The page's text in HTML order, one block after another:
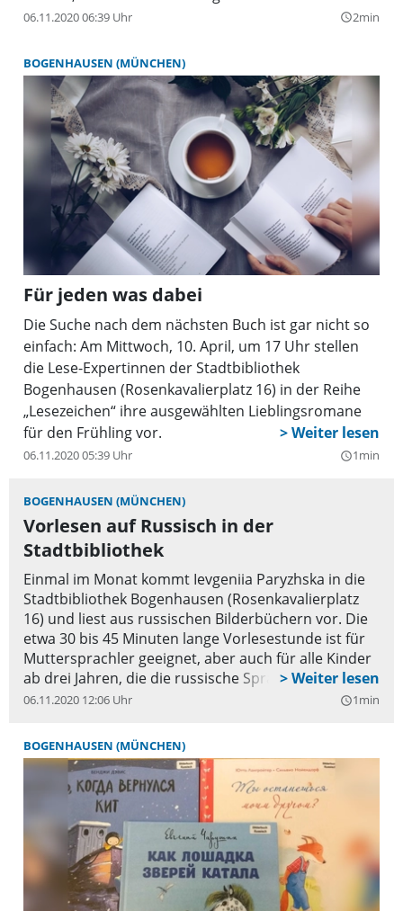
allen 21 Standorten angeboten. Das hat der
06.11.2020 06:39 Uhr query_builder2min
BOGENHAUSEN (MÜNCHEN)
Für jeden was dabei
Die Suche nach dem nächsten Buch ist gar nicht so
einfach: Am Mittwoch, 10. April, um 17 Uhr stellen
die Lese-Expertinnen der Stadtbibliothek
Bogenhausen (Rosenkavalierplatz 16) in der Reihe
„Lesezeichen“ ihre ausgewählten Lieblingsromane
für den Frühling vor.
06.11.2020 05:39 Uhr query_builder1min
BOGENHAUSEN (MÜNCHEN)
Vorlesen auf Russisch in der
Stadtbibliothek
Einmal im Monat kommt Ievgeniia Paryzhska in die
Stadtbibliothek Bogenhausen (Rosenkavalierplatz
16) und liest aus russischen Bilderbüchern vor. Die
etwa 30 bis 45 Minuten lange Vorlesestunde ist für
Muttersprachler geeignet, aber auch für alle Kinder
ab drei Jahren, die die russische Sprache entdecken
möchten. Der nächste Termin ist am Mittwoch, 8.
06.11.2020 12:06 Uhr query_builder1min
BOGENHAUSEN (MÜNCHEN)